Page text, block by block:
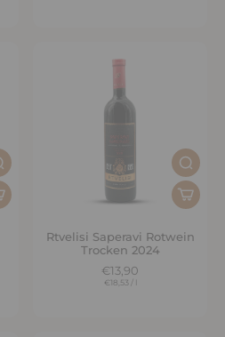
Rtvelisi Saperavi Rotwein
Trocken 2024
€13,90
€18,53 / l